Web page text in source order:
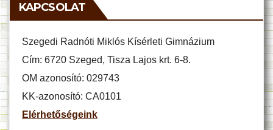
KAPCSOLAT
Szegedi Radnóti Miklós Kísérleti Gimnázium
Cím: 6720 Szeged, Tisza Lajos krt. 6-8.
OM azonosító: 029743
KK-azonosító: CA0101
Elérhetőségeink